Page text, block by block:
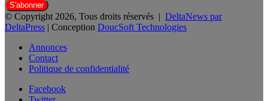
© Copyright 2026, Tous droits réservés | DeltaNews par
DeltaPress | Conception DoucSoft Technologies
Annonces
Contact
Politique de confidentialité
Facebook